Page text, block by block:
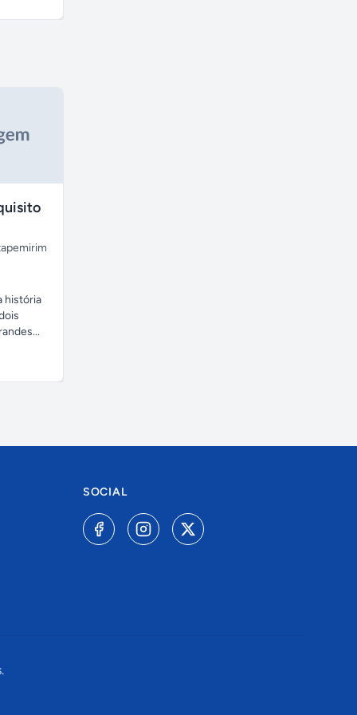
história
SOCIAL